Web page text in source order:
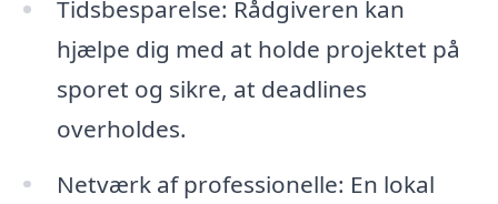
Tidsbesparelse: Rådgiveren kan
hjælpe dig med at holde projektet på
sporet og sikre, at deadlines
overholdes.
Netværk af professionelle: En lokal